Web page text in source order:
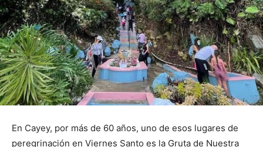
En Cayey, por más de 60 años, uno de esos lugares de
peregrinación en Viernes Santo es la Gruta de Nuestra